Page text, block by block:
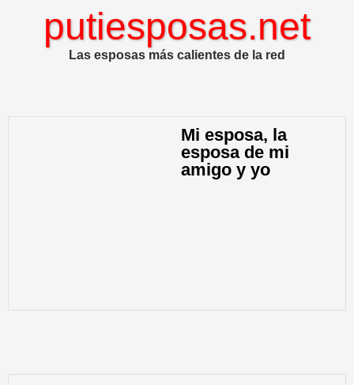
putiesposas.net
Las esposas más calientes de la red
Mi esposa, la
esposa de mi
amigo y yo